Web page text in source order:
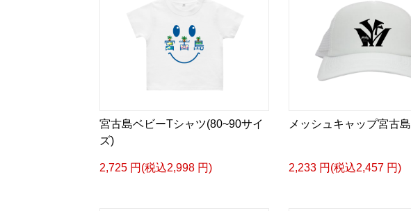
宮古島ベビーTシャツ(80~90サイ
ズ)
2,725 円(税込2,998 円)
メッシュキャップ宮古島
2,233 円(税込2,457 円)